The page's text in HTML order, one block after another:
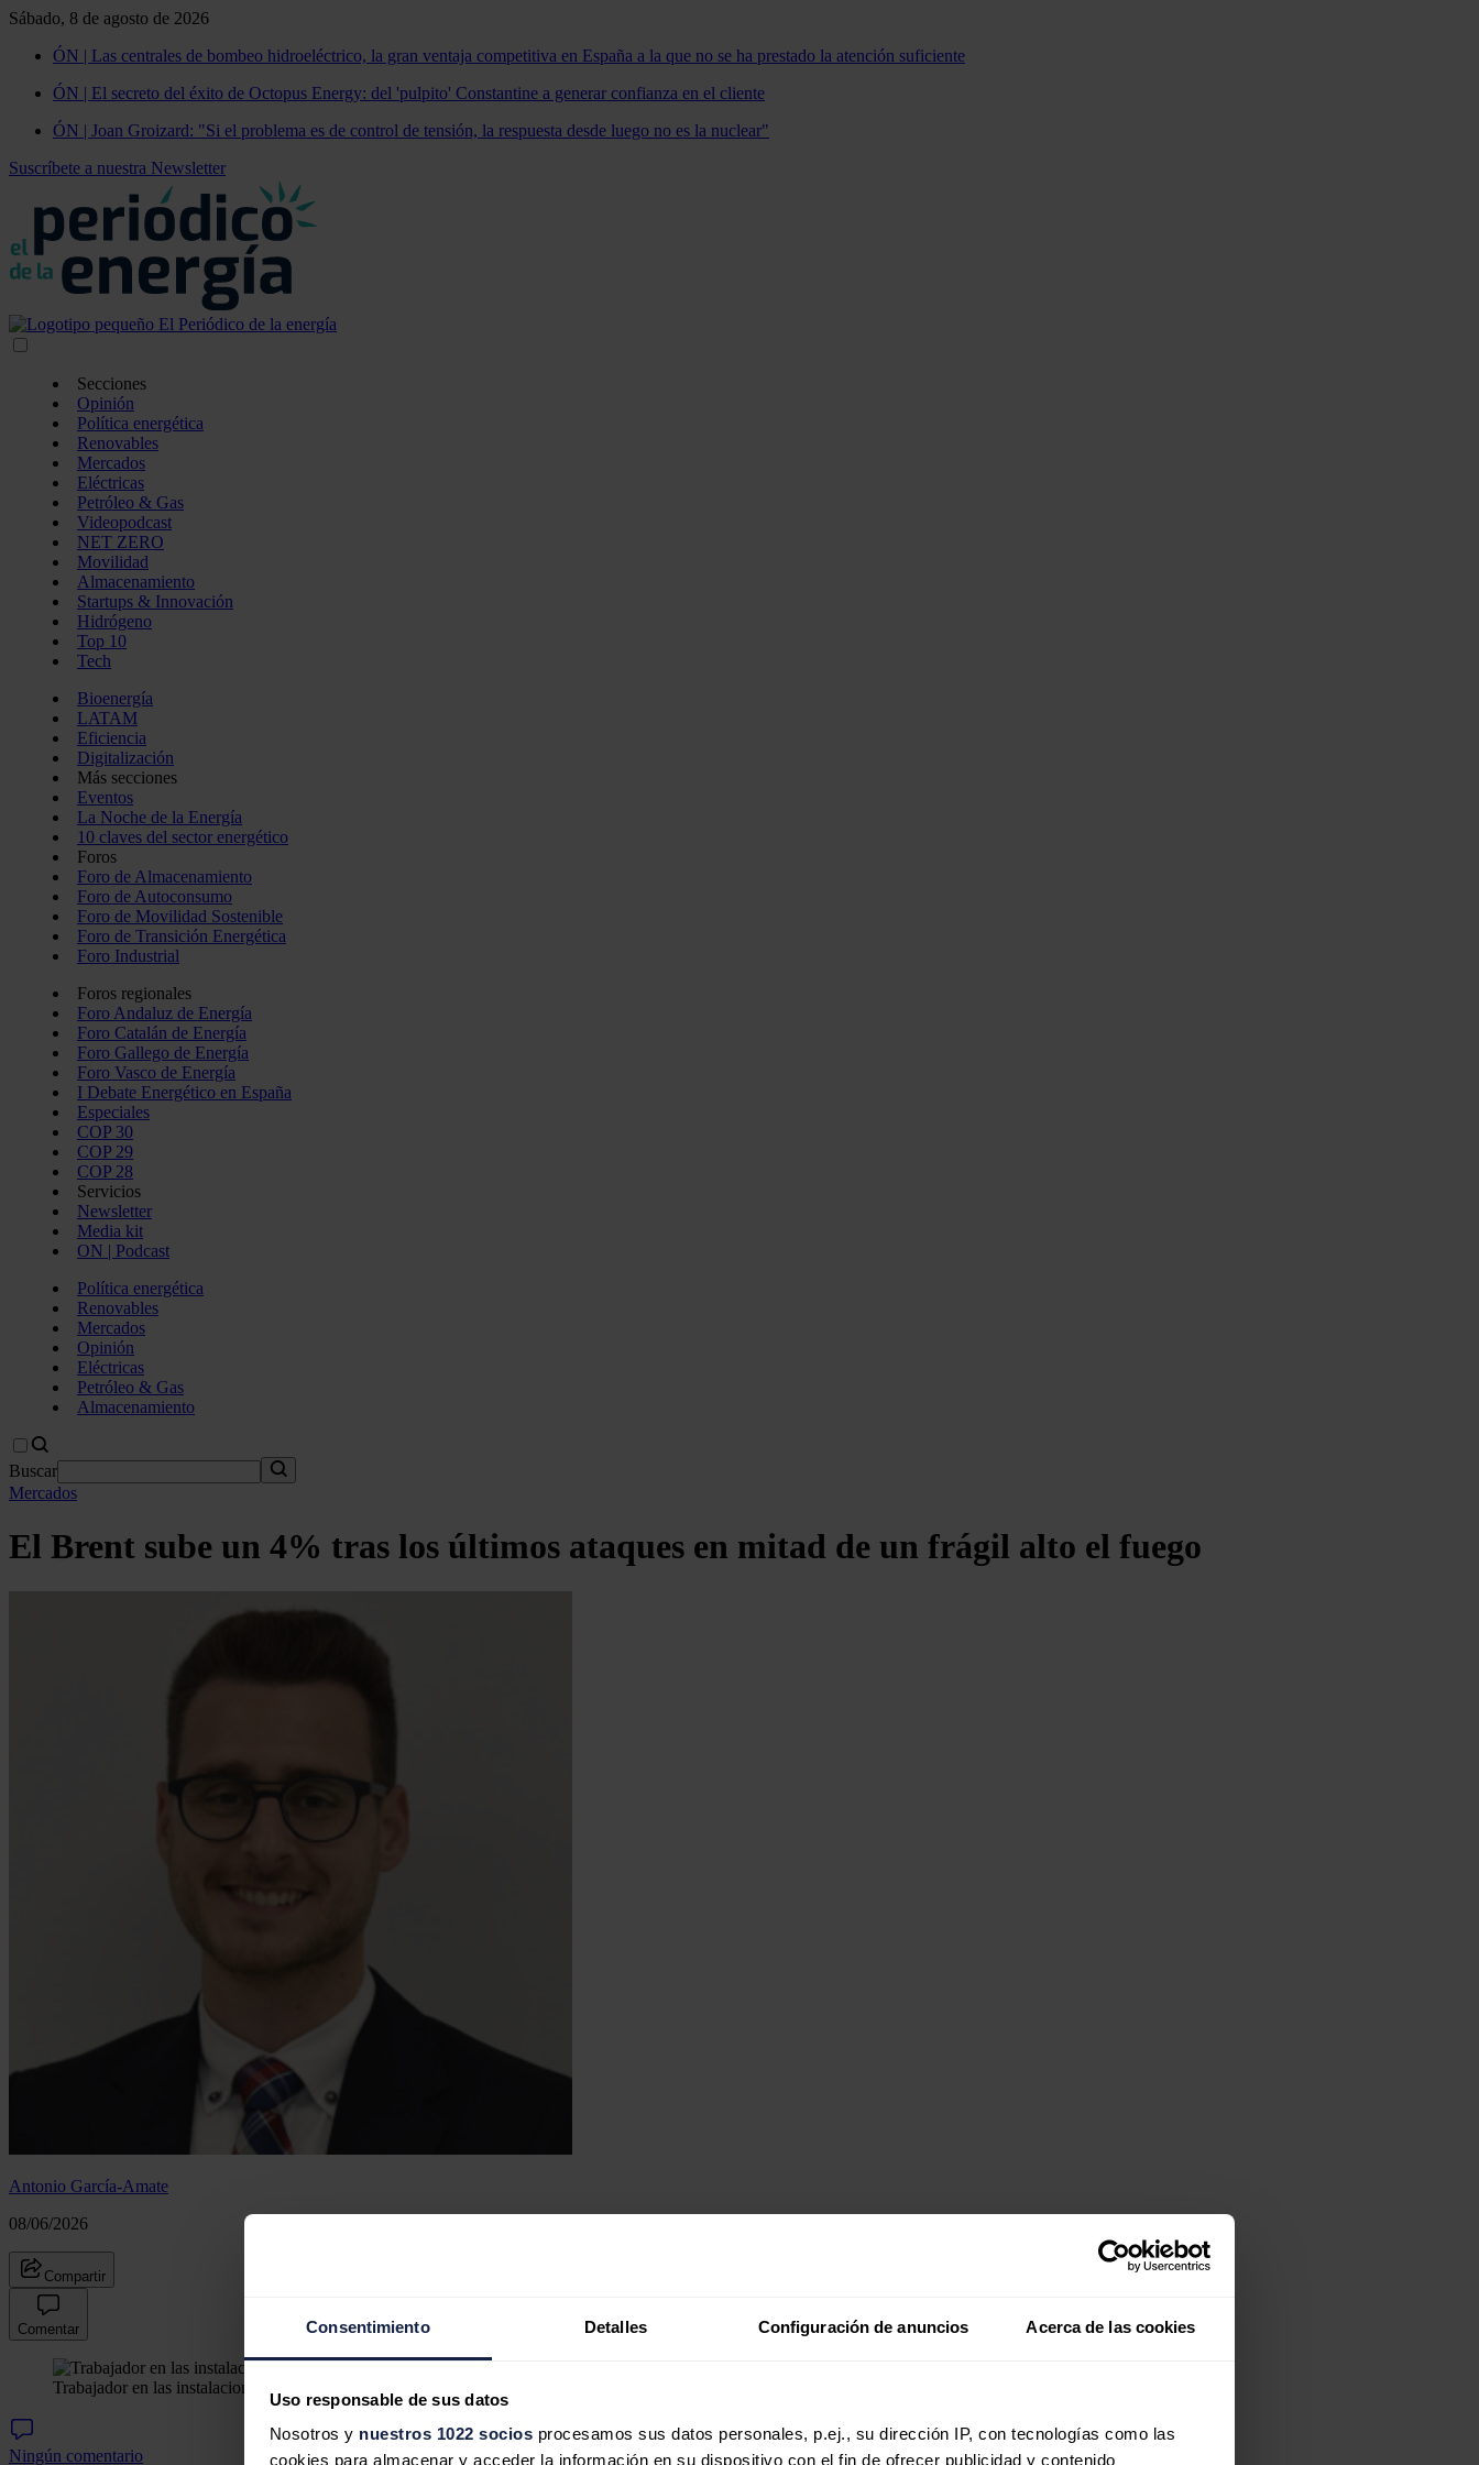
Consentimiento Detalles Configuración de anuncios Acerca de las cookies
Uso responsable de sus datos
Nosotros y nuestros 1022 socios procesamos sus datos personales, p.ej., su dirección IP, con tecnologías como las
cookies para almacenar y acceder la información en su dispositivo con el fin de ofrecer publicidad y contenido
Sábado, 8 de agosto de 2026
ÓN | Las centrales de bombeo hidroeléctrico, la gran ventaja competitiva en España a la que no se ha prestado la atención suficiente
ÓN | El secreto del éxito de Octopus Energy: del 'pulpito' Constantine a generar confianza en el cliente
ÓN | Joan Groizard: "Si el problema es de control de tensión, la respuesta desde luego no es la nuclear"
Suscríbete a nuestra Newsletter
Secciones
Opinión
Política energética
Renovables
Mercados
Eléctricas
Petróleo & Gas
Videopodcast
NET ZERO
Movilidad
Almacenamiento
Startups & Innovación
Hidrógeno
Top 10
Tech
Bioenergía
LATAM
Eficiencia
Digitalización
Más secciones
Eventos
La Noche de la Energía
10 claves del sector energético
Foros
Foro de Almacenamiento
Foro de Autoconsumo
Foro de Movilidad Sostenible
Foro de Transición Energética
Foro Industrial
Foros regionales
Foro Andaluz de Energía
Foro Catalán de Energía
Foro Gallego de Energía
Foro Vasco de Energía
I Debate Energético en España
Especiales
COP 30
COP 29
COP 28
Servicios
Newsletter
Media kit
ON | Podcast
Política energética
Renovables
Mercados
Opinión
Eléctricas
Petróleo & Gas
Almacenamiento
Buscar
Mercados
El Brent sube un 4% tras los últimos ataques en mitad de un frágil alto el fuego
Antonio García-Amate
08/06/2026
Compartir
Comentar
Trabajador en las instalaciones de petróleo de la petrolera omaní OQ. FOTO: OQ
Ningún comentario